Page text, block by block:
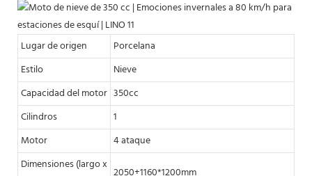
Lugar de origen
Porcelana
Estilo
Nieve
Capacidad del motor 350cc
Cilindros
1
Motor
4 ataque
Dimensiones (largo x
2050+1160*1200mm